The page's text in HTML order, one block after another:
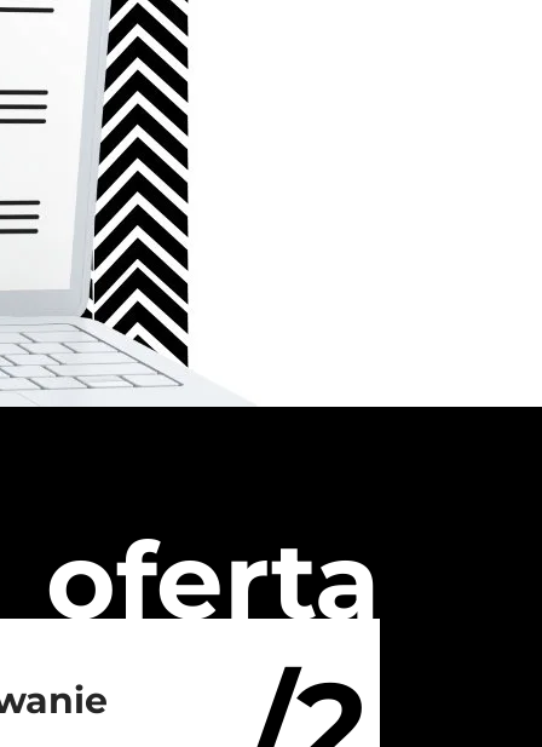
oferta